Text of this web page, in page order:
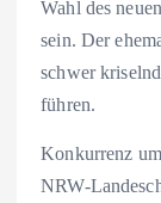
Wahl des
sein. Der
schwer
führen.
Konkurrenz
NRW-